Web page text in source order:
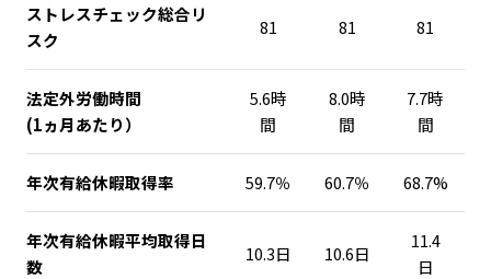
ストレスチェック総合リ
スク
81 81 81
法定外労働時間
(1ヵ月あたり）
5.6時
間
8.0時
間
7.7時
間
年次有給休暇取得率 59.7％ 60.7％ 68.7%
年次有給休暇平均取得日
数
10.3日 10.6日
11.4
日